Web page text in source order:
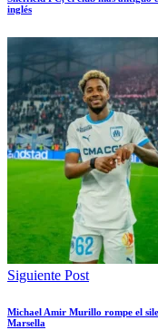
inglés
Siguiente Post
Michael Amir Murillo rompe el
Marsella